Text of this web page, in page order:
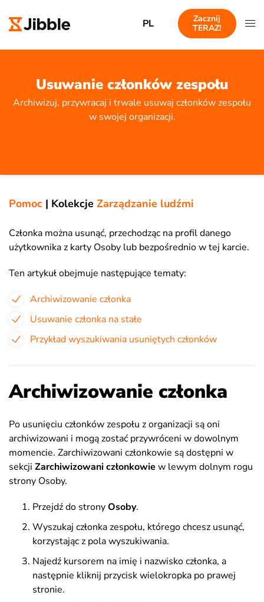
PL
Zacznij
TERAZ!
Usuwanie członków zespołu
Archiwizuj, przywracaj i trwale usuwaj członków zespołu
w swojej organizacji.
Pomoc | Kolekcje Zarządzanie ludźmi
Członka można usunąć, przechodząc na profil danego
użytkownika z karty Osoby lub bezpośrednio w tej karcie.
Ten artykuł obejmuje następujące tematy:
Archiwizowanie członka
Usuwanie członka na stałe
Przykład wyszukiwania usuniętych członków
Archiwizowanie członka
Po usunięciu członków zespołu z organizacji są oni
archiwizowani i mogą zostać przywróceni w dowolnym
momencie. Zarchiwizowani członkowie są dostępni w
sekcji Zarchiwizowani członkowie w lewym dolnym rogu
strony Osoby.
Przejdź do stronyOsoby.
Wyszukaj członka zespołu, którego chcesz usunąć,
korzystając z pola wyszukiwania.
Najedź kursorem na imię i nazwisko członka, a
następnie kliknij przycisk wielokropka po prawej
stronie.